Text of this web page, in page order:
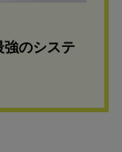
強のシステ